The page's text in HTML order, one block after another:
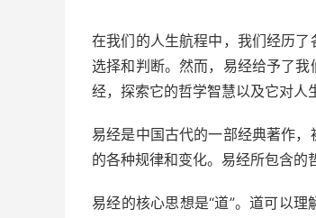
在我们的人生航程中，我们经历
选择和判断。然而，易经给予了
经，探索它的哲学智慧以及它对人
易经是中国古代的一部经典著作
的各种规律和变化。易经所包含的
易经的核心思想是“道”。道可以